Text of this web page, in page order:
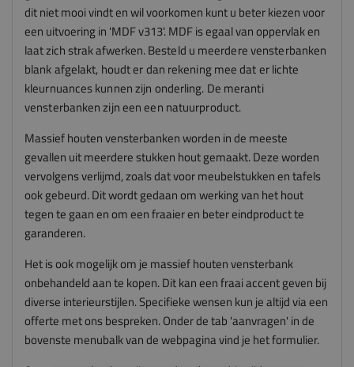
dit niet mooi vindt en wil voorkomen kunt u beter kiezen voor
een uitvoering in 'MDF v313'. MDF is egaal van oppervlak en
laat zich strak afwerken.Besteld u meerdere vensterbanken
blank afgelakt, houdt er dan rekening mee dat er lichte
kleurnuances kunnen zijn onderling. De meranti
vensterbanken zijn een een natuurproduct.
Massief houten vensterbanken worden in de meeste
gevallen uit meerdere stukken hout gemaakt. Deze worden
vervolgens verlijmd, zoals dat voor meubelstukken en tafels
ook gebeurd. Dit wordt gedaan om werking van het hout
tegen te gaan en om een fraaier en beter eindproduct te
garanderen.
Het is ook mogelijk om je massief houten vensterbank
onbehandeld aan te kopen. Dit kan een fraai accent geven bij
diverse interieurstijlen. Specifieke wensen kun je altijd via een
offerte met ons bespreken. Onder de tab 'aanvragen' in de
bovenste menubalk van de webpagina vind je het formulier.